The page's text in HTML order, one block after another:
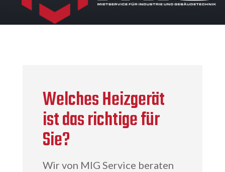
Welches Heizgerät
ist das richtige für
Sie?
Wir von MIG Service beraten